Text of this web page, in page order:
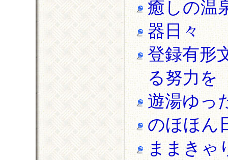
癒しの温
器日々
登録有形
る努力を
遊湯ゆっ
のほほん
ままきゃ